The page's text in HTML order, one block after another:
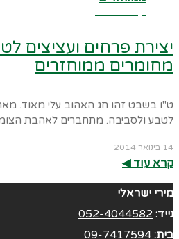
יצירת פרחים ועציצים
מחומרים ממוחזרים
ט"ו בשבט זהו חג האהוב עלי מאוד.
לטבע ולסביבה. מתחברים לאהבת
14 בינואר 2014
קרא עוד ◀︎
מירי ישראלי
נייד: 052-4044582
בית: 09-7417594